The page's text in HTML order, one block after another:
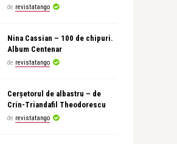
de revistatango
Nina Cassian – 100 de chipuri.
Album Centenar
de revistatango
Cerșetorul de albastru – de
Crin-Triandafil Theodorescu
de revistatango